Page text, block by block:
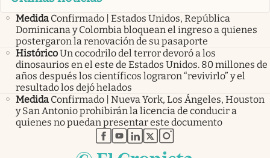
Medida Confirmado | Estados Unidos, República
Dominicana y Colombia bloquean el ingreso a quienes
postergaron la renovación de su pasaporte
HistóricoUn cocodrilo del terror devoró a los
dinosaurios en el este de Estados Unidos. 80 millones de
años después los científicos lograron “revivirlo” y el
resultado los dejó helados
Medida Confirmado | Nueva York, Los Ángeles, Houston
y San Antonio prohibirán la licencia de conducir a
quienes no puedan presentar este documento
abre en nueva pestaña
abre en nueva pestaña
abre en nueva pestaña
abre en nueva pestaña
abre en nueva pestaña